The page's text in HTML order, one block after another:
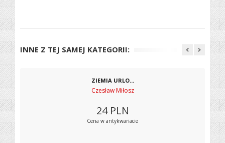
INNE Z TEJ SAMEJ KATEGORII:
ZIEMIA URLO...
Czesław Miłosz
24 PLN
Cena w antykwariacie